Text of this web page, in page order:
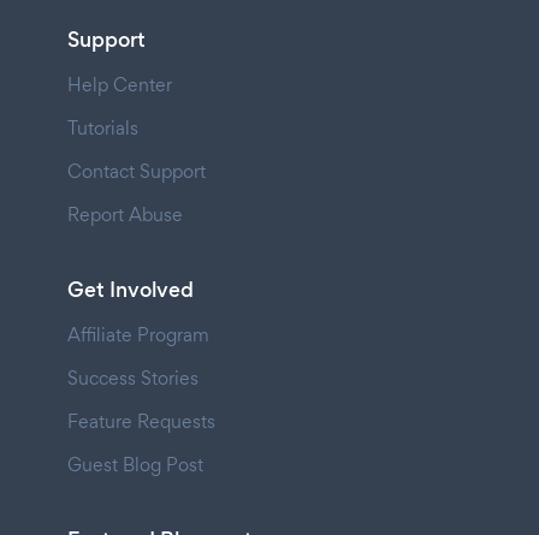
Support
Help Center
Tutorials
Contact Support
Report Abuse
Get Involved
Affiliate Program
Success Stories
Feature Requests
Guest Blog Post